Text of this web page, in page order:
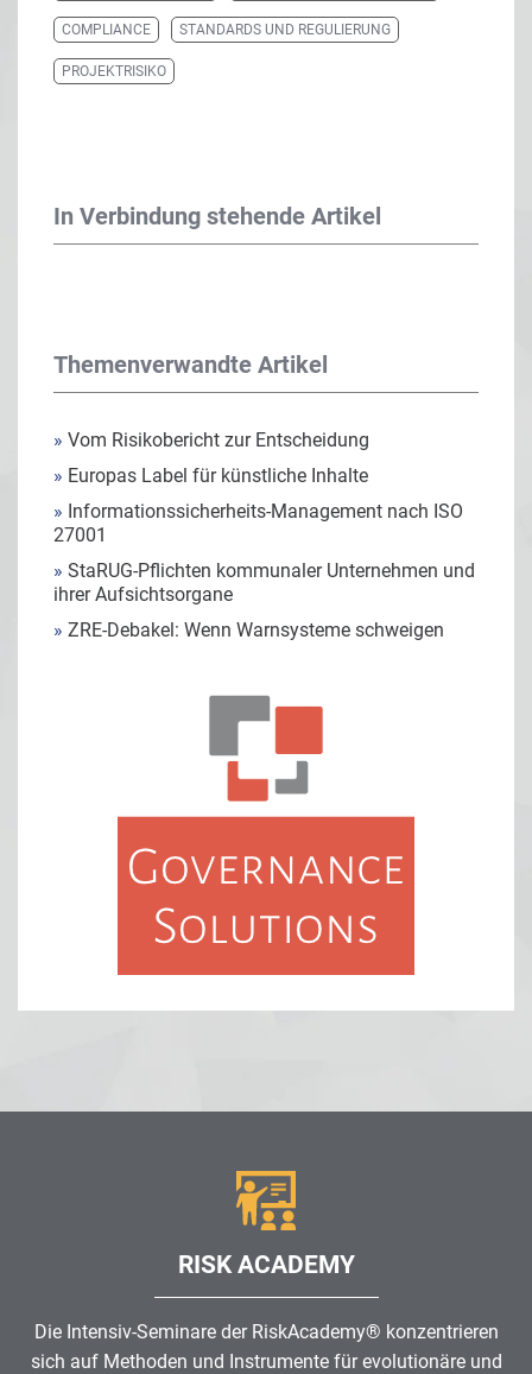
COMPLIANCE STANDARDS UND REGULIERUNG
PROJEKTRISIKO
In Verbindung stehende Artikel
Themenverwandte Artikel
» Vom Risikobericht zur Entscheidung
» Europas Label für künstliche Inhalte
» Informationssicherheits-Management nach ISO
27001
» StaRUG-Pflichten kommunaler Unternehmen und
ihrer Aufsichtsorgane
» ZRE-Debakel: Wenn Warnsysteme schweigen
RISK ACADEMY
Die Intensiv-Seminare der RiskAcademy® konzentrieren
sich auf Methoden und Instrumente für evolutionäre und